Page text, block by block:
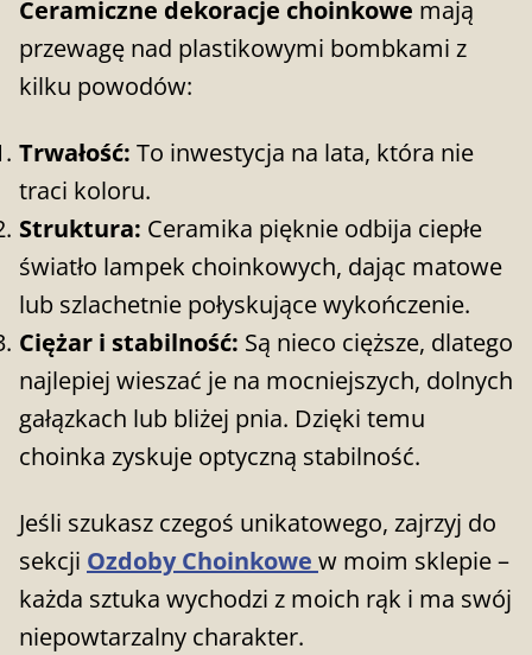
Ceramiczne dekoracje choinkowe mają
przewagę nad plastikowymi bombkami z
kilku powodów:
Trwałość: To inwestycja na lata, która nie
traci koloru.
Struktura: Ceramika pięknie odbija ciepłe
światło lampek choinkowych, dając matowe
lub szlachetnie połyskujące wykończenie.
Ciężar i stabilność: Są nieco cięższe, dlatego
najlepiej wieszać je na mocniejszych, dolnych
gałązkach lub bliżej pnia. Dzięki temu
choinka zyskuje optyczną stabilność.
Jeśli szukasz czegoś unikatowego, zajrzyj do
sekcji Ozdoby Choinkowe w moim sklepie–
każda sztuka wychodzi z moich rąk i ma swój
niepowtarzalny charakter.